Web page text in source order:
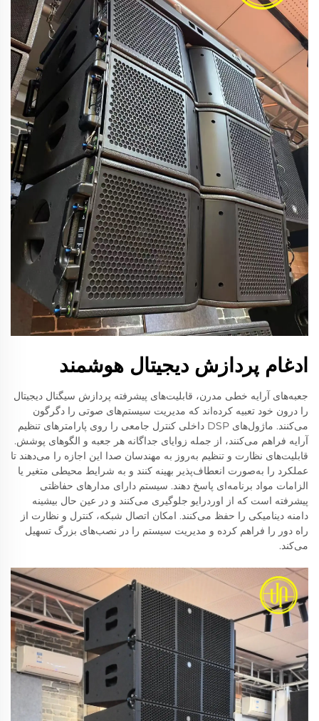
ادغام پردازش دیجیتال هوشمند
جعبه‌های آرایه خطی مدرن، قابلیت‌های پیشرفته پردازش سیگنال دیجیتال
را درون خود تعبیه کرده‌اند که مدیریت سیستم‌های صوتی را دگرگون
می‌کنند. ماژول‌های DSP داخلی کنترل جامعی را روی پارامترهای تنظیم
آرایه فراهم می‌کنند، از جمله زوایای جداگانه هر جعبه و الگوهای پوشش.
قابلیت‌های نظارت و تنظیم به‌روز به مهندسان صدا این اجازه را می‌دهند تا
عملکرد را به‌صورت انعطاف‌پذیر بهینه کنند و به شرایط محیطی متغیر یا
الزامات مواد برنامه‌ای پاسخ دهند. سیستم دارای مدارهای حفاظتی
پیشرفته است که از اوردرایو جلوگیری می‌کنند و در عین حال بیشینه
دامنه دینامیکی را حفظ می‌کنند. امکان اتصال شبکه، کنترل و نظارت از
راه دور را فراهم کرده و مدیریت سیستم را در نصب‌های بزرگ تسهیل
می‌کند.